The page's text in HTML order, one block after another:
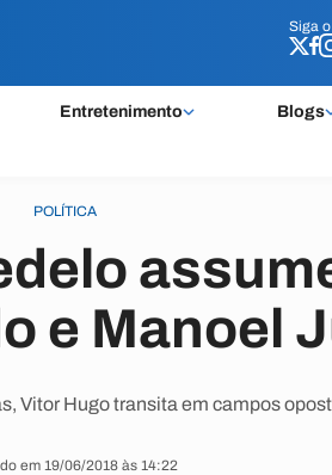
Siga
Entretenimento Blogs
Siga
POLÍTICA
e Manoel
Vitor Hugo transita em campos
em 19/06/2018 às 14:22